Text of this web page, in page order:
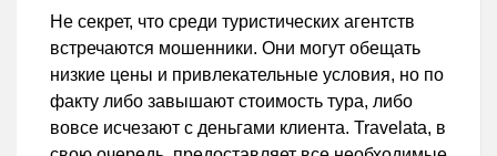
Не секрет, что среди туристических агентств
встречаются мошенники. Они могут обещать
низкие цены и привлекательные условия, но по
факту либо завышают стоимость тура, либо
вовсе исчезают с деньгами клиента. Travelata, в